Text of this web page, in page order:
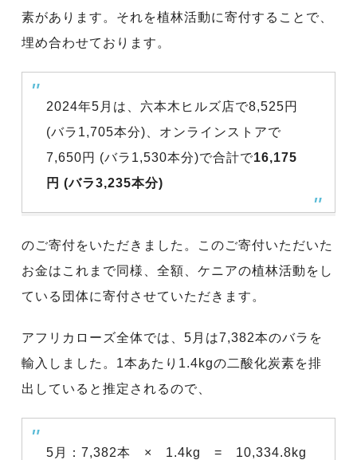
素があります。それを植林活動に寄付することで、
埋め合わせております。
2024年5月は、六本木ヒルズ店で8,525円
(バラ1,705本分)、オンラインストアで
7,650円 (バラ1,530本分)で合計で16,175
円 (バラ3,235本分)
のご寄付をいただきました。このご寄付いただいた
お金はこれまで同様、全額、ケニアの植林活動をし
ている団体に寄付させていただきます。
アフリカローズ全体では、5月は7,382本のバラを
輸入しました。1本あたり1.4kgの二酸化炭素を排
出していると推定されるので、
5月：7,382本 × 1.4kg = 10,334.8kg